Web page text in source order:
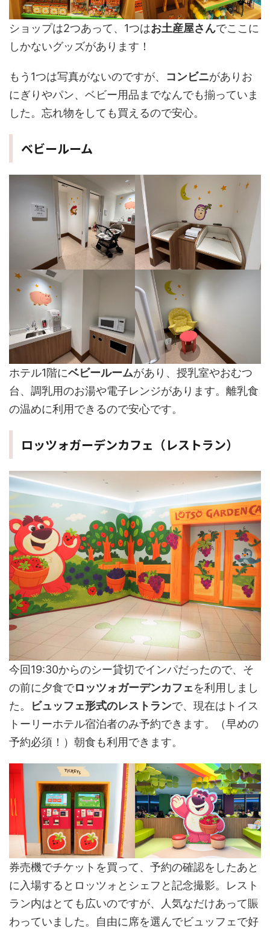
ショップは2つあって、1つはお土産屋さんでここに
しかないグッズがあります！
もう1つは写真がないのですが、 コンビニがありお
にぎりやパン、ベビー用品までなんでも揃っていま
した。忘れ物をしても買えるので安心。
ベビールーム
ホテル1階にベビールームがあり、授乳室やおむつ
台、調乳用のお湯や電子レンジがあります。離乳食
の温めに利用できるので安心です。
ロッツォガーデンカフェ（レストラン）
今回19:30からのシー貸切でインパだったので、そ
の前に夕食でロッツォガーデンカフェを利用しまし
た。
ビュッフェ形式のレストランで、現在はトイス
トーリーホテル宿泊者のみ予約できます。（早めの
予約必須！）朝食も利用できます。
券売機でチケットを買って、予約の確認をしたあと
に入場するとロッツォとシェフと記念撮影。レスト
ラン内はとても広いのですが、人気なだけあって賑
わっていました。自由に席を選んでビュッフェで好